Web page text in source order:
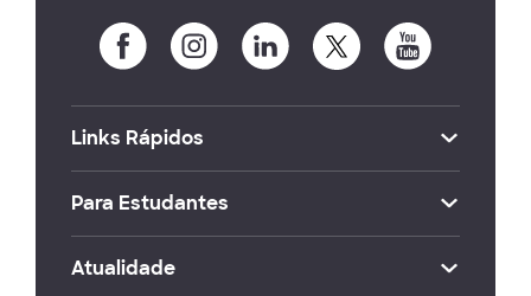
Links Rápidos
Para Estudantes
Atualidade